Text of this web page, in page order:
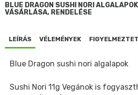
BLUE DRAGON SUSHI NORI
VÁSÁRLÁSA, RENDELÉSE
LEÍRÁS VÉLEMÉNYEK
Blue Dragon sushi nori algalapok
Sushi Nori 11g Vegánok is